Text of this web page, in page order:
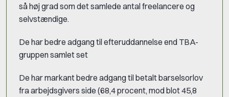
så høj grad som det samlede antal freelancere og
selvstændige.
De har bedre adgang til efteruddannelse end TBA-
gruppen samlet set
De har markant bedre adgang til betalt barselsorlov
fra arbejdsgivers side (68,4 procent, mod blot 45,8